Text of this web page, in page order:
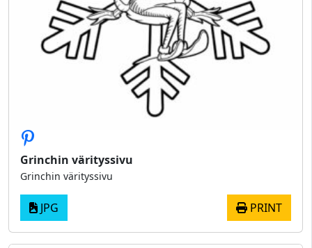
Grinchin värityssivu
Grinchin värityssivu
JPG PRINT